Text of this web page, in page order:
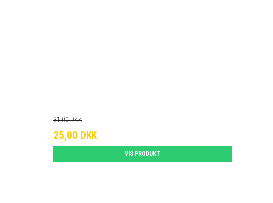
31,00 DKK
25,00 DKK
VIS PRODUKT